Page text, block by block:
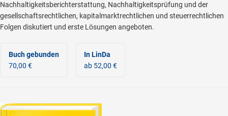
Nachhaltigkeitsberichterstattung, Nachhaltigkeitsprüfung und der
gesellschaftsrechtlichen, kapitalmarktrechtlichen und steuerrechtlichen
Folgen diskutiert und erste Lösungen angeboten.
Buch gebunden
70,00 €
In LinDa
ab 52,00 €